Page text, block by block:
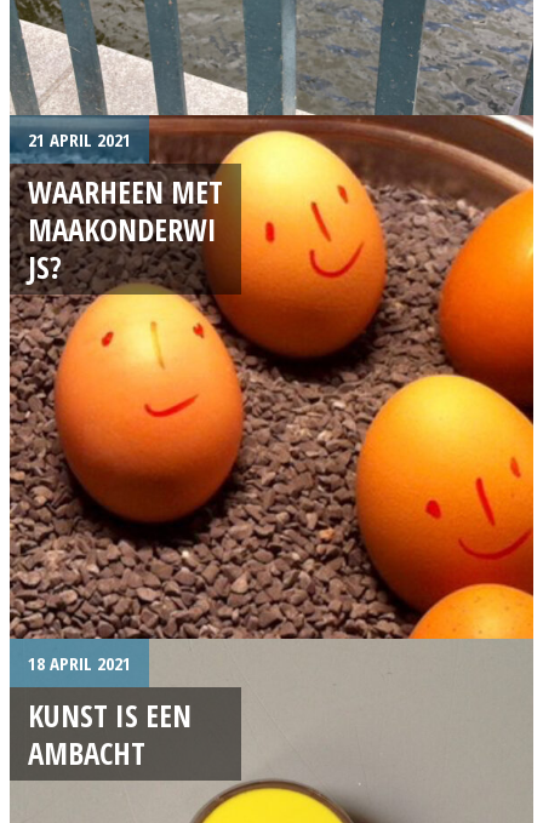
21 APRIL 2021
WAARHEEN MET
MAAKONDERWI
JS?
18 APRIL 2021
KUNST IS EEN
AMBACHT